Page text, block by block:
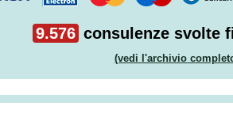
9.576 consulenze svolte
(vedi l'archivio